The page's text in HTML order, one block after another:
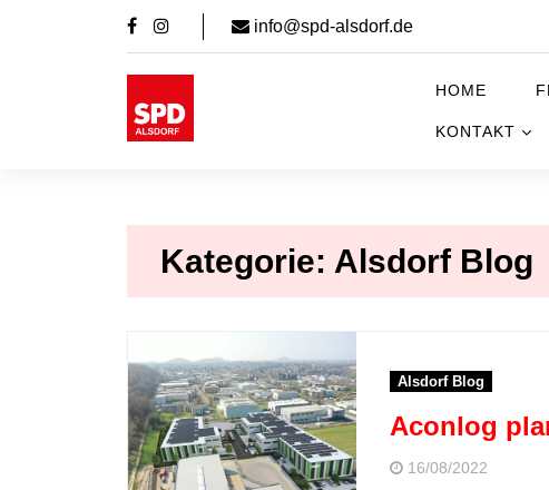
info@spd-alsdorf.de
HOME
KONTAKT
Kategorie: Alsdorf Blog
Alsdorf Blog
Aconlog
16/08/2022